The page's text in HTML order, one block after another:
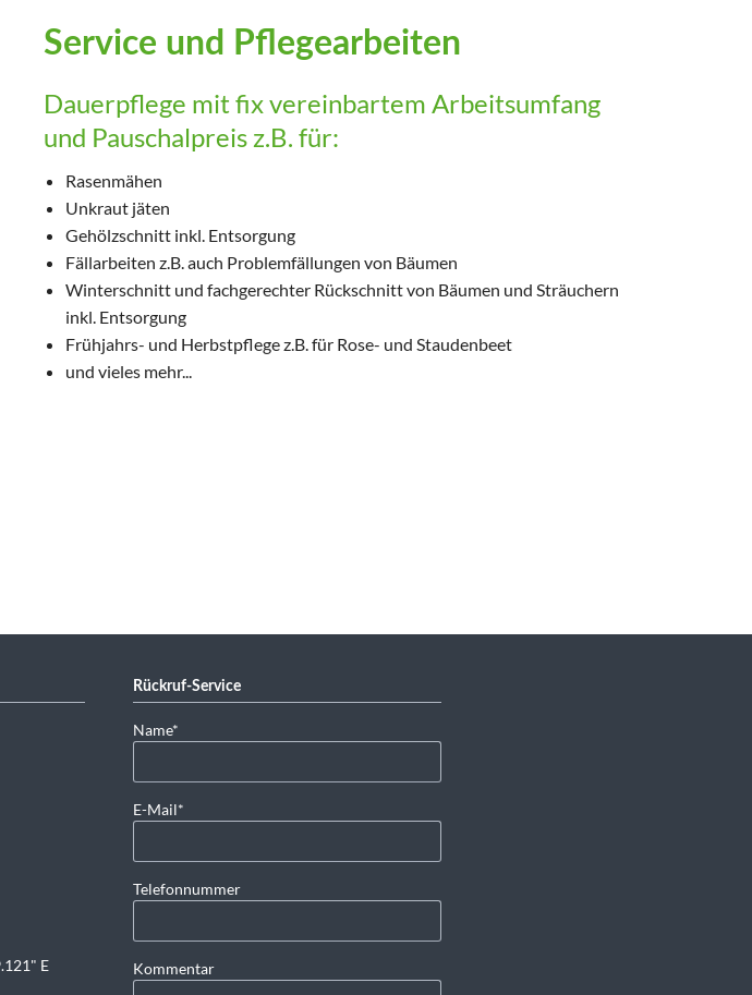
Service und Pflegearbeiten
Dauerpflege mit fix vereinbartem Arbeitsumfang
und Pauschalpreis z.B. für:
Rasenmähen
Unkraut jäten
Gehölzschnitt inkl. Entsorgung
Fällarbeiten z.B. auch Problemfällungen von Bäumen
Winterschnitt und fachgerechter Rückschnitt von Bäumen und Sträuchern
inkl. Entsorgung
Frühjahrs- und Herbstpflege z.B. für Rose- und Staudenbeet
und vieles mehr...
E
Rückruf-Service
Pflichtfeld
Name*
Pflichtfeld
E-Mail*
Telefonnummer
Kommentar